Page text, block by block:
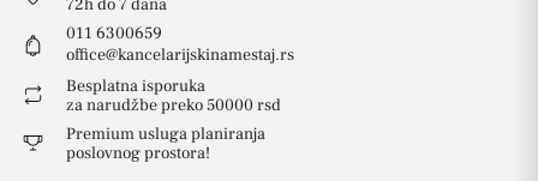
72h do 7 dana
011 6300659
office@kancelarijskinamestaj.rs
Besplatna isporuka
za narudžbe preko 50000 rsd
Premium usluga planiranja
poslovnog prostora!